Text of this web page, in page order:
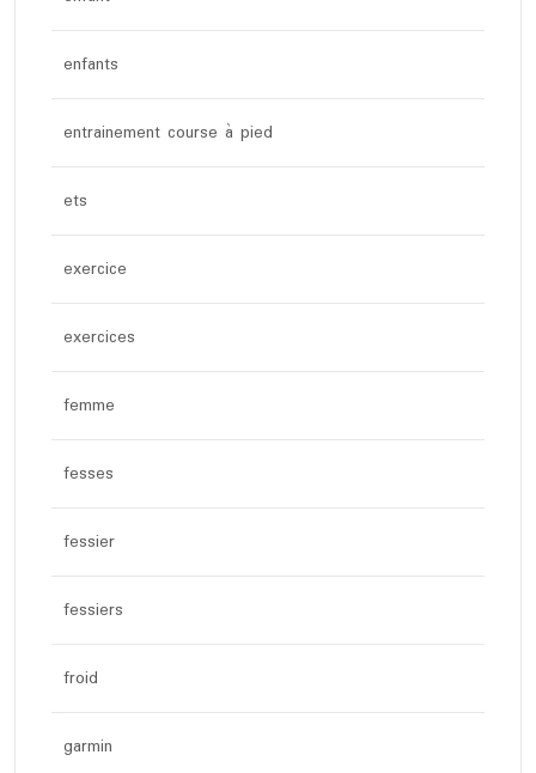
enfants
entrainement course à pied
ets
exercice
exercices
femme
fesses
fessier
fessiers
froid
garmin